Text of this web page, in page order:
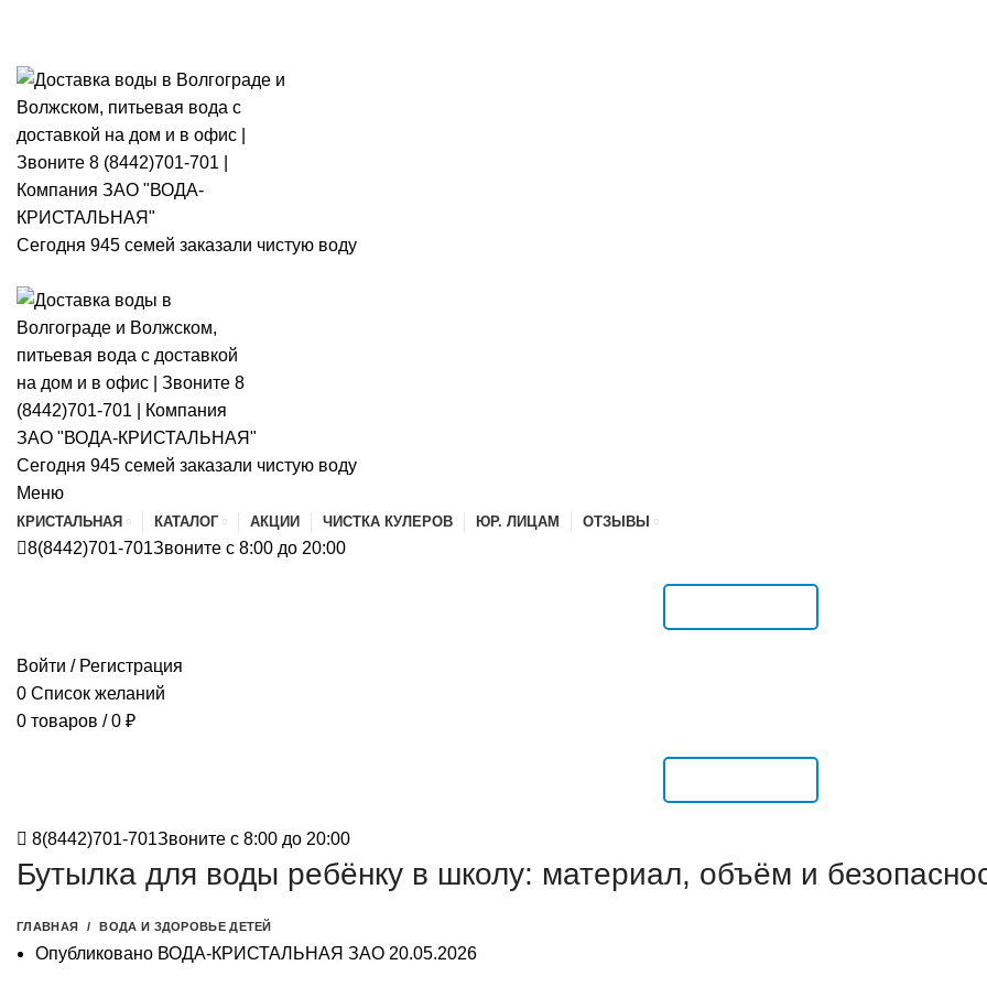
Сегодня 945 семей заказали чистую воду
Сегодня 945 семей заказали чистую воду
Меню
КРИСТАЛЬНАЯ КАТАЛОГ АКЦИИ ЧИСТКА КУЛЕРОВ ЮР. ЛИЦАМ ОТЗЫВЫ
8(8442)701-701Звоните с 8:00 до 20:00
Войти / Регистрация
0 Список желаний
0 товаров / 0 ₽
8(8442)701-701Звоните с 8:00 до 20:00
Бутылка для воды ребёнку в школу: материал, объём и
ГЛАВНАЯ ВОДА И ЗДОРОВЬЕ ДЕТЕЙ
Опубликовано ВОДА-КРИСТАЛЬНАЯ ЗАО 20.05.2026